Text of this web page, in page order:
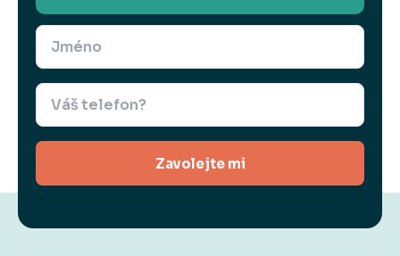
Zavolejte mi